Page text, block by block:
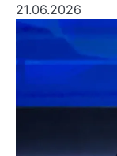
21.06.2026